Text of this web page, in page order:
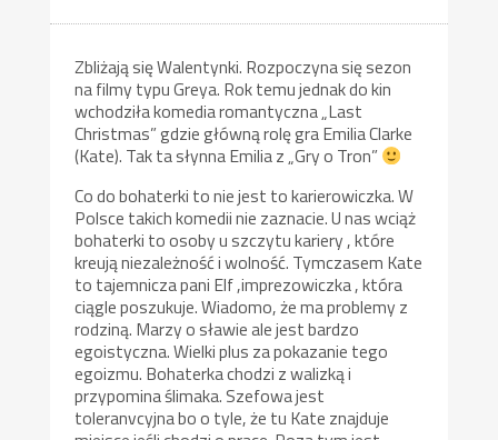
Zbliżają się Walentynki. Rozpoczyna się sezon
na filmy typu Greya. Rok temu jednak do kin
wchodziła komedia romantyczna „Last
Christmas” gdzie główną rolę gra Emilia Clarke
(Kate). Tak ta słynna Emilia z „Gry o Tron”
Co do bohaterki to nie jest to karierowiczka. W
Polsce takich komedii nie zaznacie. U nas wciąż
bohaterki to osoby u szczytu kariery , które
kreują niezależność i wolność. Tymczasem Kate
to tajemnicza pani Elf ,imprezowiczka , która
ciągle poszukuje. Wiadomo, że ma problemy z
rodziną. Marzy o sławie ale jest bardzo
egoistyczna. Wielki plus za pokazanie tego
egoizmu. Bohaterka chodzi z walizką i
przypomina ślimaka. Szefowa jest
toleranvcyjna bo o tyle, że tu Kate znajduje